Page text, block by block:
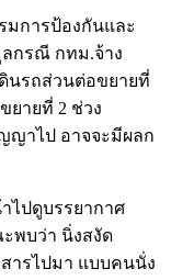
มการป้องกันและ
กรณี กทม.จ้าง
นรถส่วนต่อขยายที่
ยายที่ 2 ช่วง
ญาไป อาจจะมีผลก
ไปดูบรรยากาศ
พบว่า นิ่งสงัด
สารไปมา แบบคนนั่ง